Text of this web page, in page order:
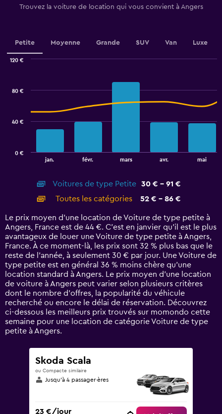
1
values.
Range:
0
Trouvez la voiture de location qui vous convient à Angers
Petite Moyenne Grande SUV Van Luxe
displaying
categories.
14
categories.
The
chart
has
1
Y
axis
displaying
values.
Range:
0
to
120.
jan. févr. mars avr. mai
0 €
40 €
80 €
120 €
Voitures de type Petite
30 € - 91 €
Toutes les catégories
52 € - 86 €
Le prix moyen d’une location de Voiture de type petite à
Angers, France est de 44 €. C’est en janvier qu'il est le plus
avantageux de louer une Voiture de type petite à Angers,
France. À ce moment-là, les prix sont 32 % plus bas que le
reste de l’année, à seulement 30 € par jour. Une Voiture de
type petite est en général 36 % moins chère qu'une
location standard à Angers. Le prix moyen d’une location
de voiture à Angers peut varier selon plusieurs critères
dont le nombre d’offres, la popularité du véhicule
recherché ou encore le délai de réservation. Découvrez
ci-dessous les meilleurs prix trouvés sur momondo cette
semaine pour une location de catégorie Voiture de type
petite à Angers.
Skoda Scala
ou Compacte similaire
Jusqu’à 4 passager·ères
23 €/jour